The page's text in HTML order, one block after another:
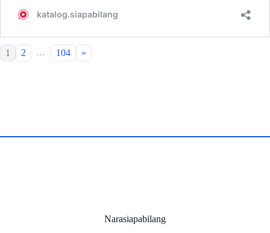
1 2 … 104 »
Narasiapabilang